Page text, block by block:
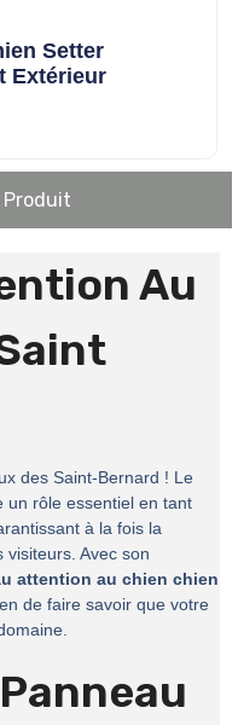
Setter
Extérieur
Produit
Au
des Saint-Bernard ! Le
un rôle essentiel en tant
à la fois la
Avec son
attention au chien chien
de faire savoir que votre